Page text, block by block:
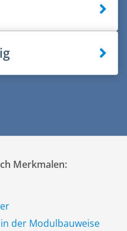
Merkmalen:
der Modulbauweise